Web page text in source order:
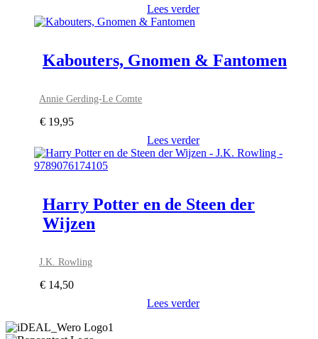
Lees verder
Kabouters, Gnomen & Fantomen
Annie Gerding-Le Comte
€ 19,95
Lees verder
Harry Potter en de Steen der
Wijzen
J.K. Rowling
€ 14,50
Lees verder